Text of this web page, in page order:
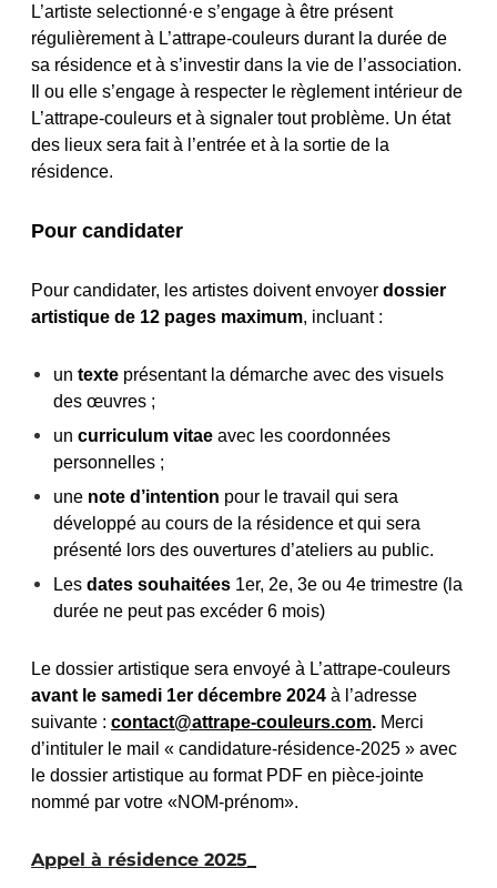
L’artiste selectionné·e s’engage à être présent
régulièrement à L’attrape-couleurs durant la durée de
sa résidence et à s’investir dans la vie de l’association.
Il ou elle s’engage à respecter le règlement intérieur de
L’attrape-couleurs et à signaler tout problème. Un état
des lieux sera fait à l’entrée et à la sortie de la
résidence.
Pour candidater
Pour candidater, les artistes doivent envoyer dossier
artistique de 12 pages maximum, incluant :
un texte présentant la démarche avec des visuels
des œuvres ;
un curriculum vitae avec les coordonnées
personnelles ;
une note d’intention pour le travail qui sera
développé au cours de la résidence et qui sera
présenté lors des ouvertures d’ateliers au public.
Les dates souhaitées 1er, 2e, 3e ou 4e trimestre (la
durée ne peut pas excéder 6 mois)
Le dossier artistique sera envoyé à L’attrape-couleurs
avant le samedi 1er décembre 2024 à l’adresse
suivante : contact@attrape-couleurs.com. Merci
d’intituler le mail « candidature-résidence-2025 » avec
le dossier artistique au format PDF en pièce-jointe
nommé par votre «NOM-prénom».
Appel à résidence 2025_